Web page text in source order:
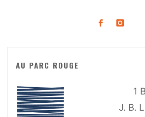
AU PARC ROUGE
1
J. B.